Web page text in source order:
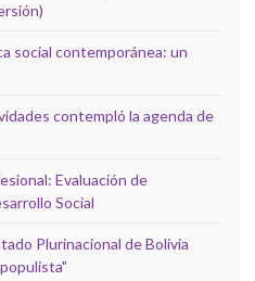
social contemporánea: un
contempló la agenda de
Evaluación de
Social
Plurinacional de Bolivia